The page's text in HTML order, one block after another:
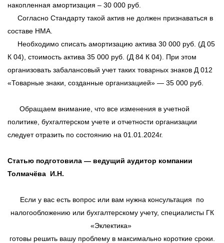
накопленная амортизация – 30 000 руб.
Согласно Стандарту такой актив не должен признаваться в
составе НМА.
Необходимо списать амортизацию актива 30 000 руб. (Д 05
К 04), стоимость актива 35 000 руб. (Д 84 К 04). При этом
организовать забалансовый учет таких товарных знаков Д 012
«Товарные знаки, созданные организацией» — 35 000 руб.
Обращаем внимание, что все изменения в учетной
политике, бухгалтерском учете и отчетности организации
следует отразить по состоянию на 01.01.2024г.
Статью подготовила — ведущий аудитор компании
Толмачёва И.Н.
Если у вас есть вопрос или вам нужна консультация по
налогообложению или бухгалтерскому учету, специалисты ГК
«Эклектика»
готовы решить вашу проблему в максимально короткие сроки.